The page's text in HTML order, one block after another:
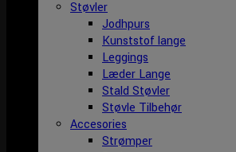
Støvler
Jodhpurs
Kunststof lange
Leggings
Læder Lange
Stald Støvler
Støvle Tilbehør
Accesories
Strømper